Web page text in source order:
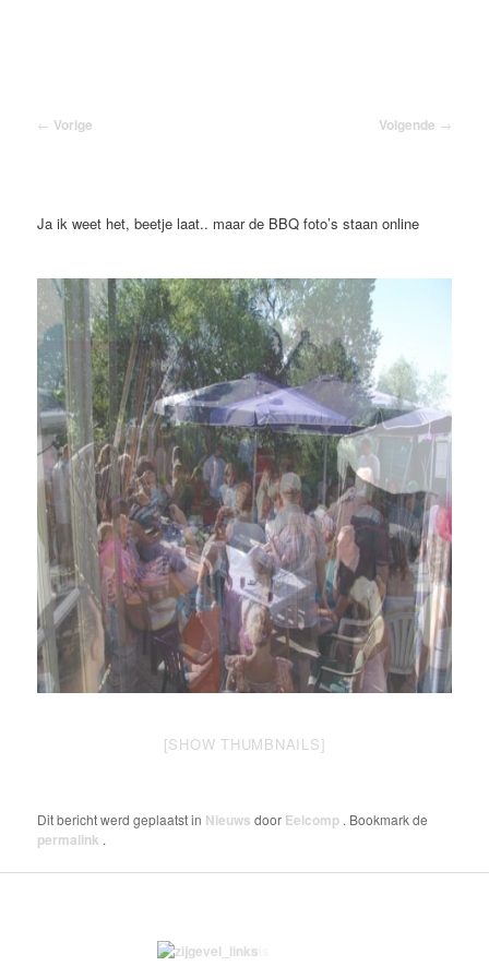
Bericht
← Vorige Volgende →
Ja ik weet het, beetje laat.. maar de BBQ foto’s staan online
[SHOW THUMBNAILS]
Dit bericht werd geplaatst in Nieuws door Eelcomp . Bookmark de
permalink .